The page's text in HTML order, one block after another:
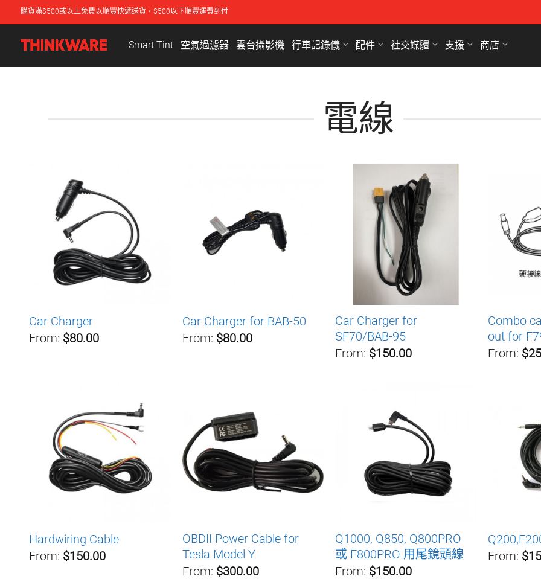
購貨滿$500或以上免費以順豐快遞送貨，$500以下順豐運費到付
Smart Tint 空氣過濾器 雲台攝影機 行車記錄儀 配件 社交媒體 支援 商店
電線
Car Charger
From: $80.00
Car Charger for BAB-50
From: $80.00
Car Charger for
SF70/BAB-95
From: $150.00
Combo
out for
From:
Hardwiring Cable
From: $150.00
OBDII Power Cable for
Tesla Model Y
From: $300.00
Q1000, Q850, Q800PRO
或 F800PRO 用尾鏡頭線
From: $150.00
From: